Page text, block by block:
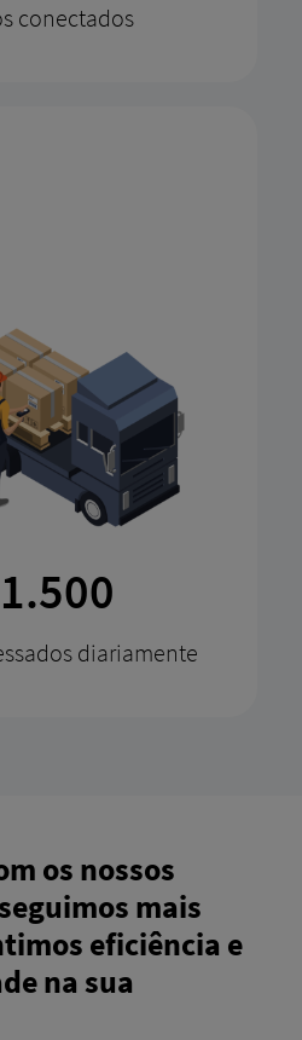
conectados
​​diariamente
os nossos
mais
eficiência e
na sua